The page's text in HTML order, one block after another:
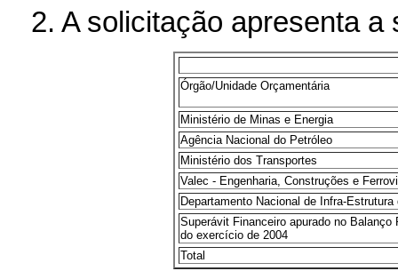
2. A solicitação apresenta
Órgão/Unidade Orçamentária
Ministério de Minas e Energia
Agência Nacional do Petróleo
Ministério dos Transportes
Valec - Engenharia, Construções e
Departamento Nacional de Infra-Estrutura
Superávit Financeiro apurado no Balanço
do exercício de 2004
Total